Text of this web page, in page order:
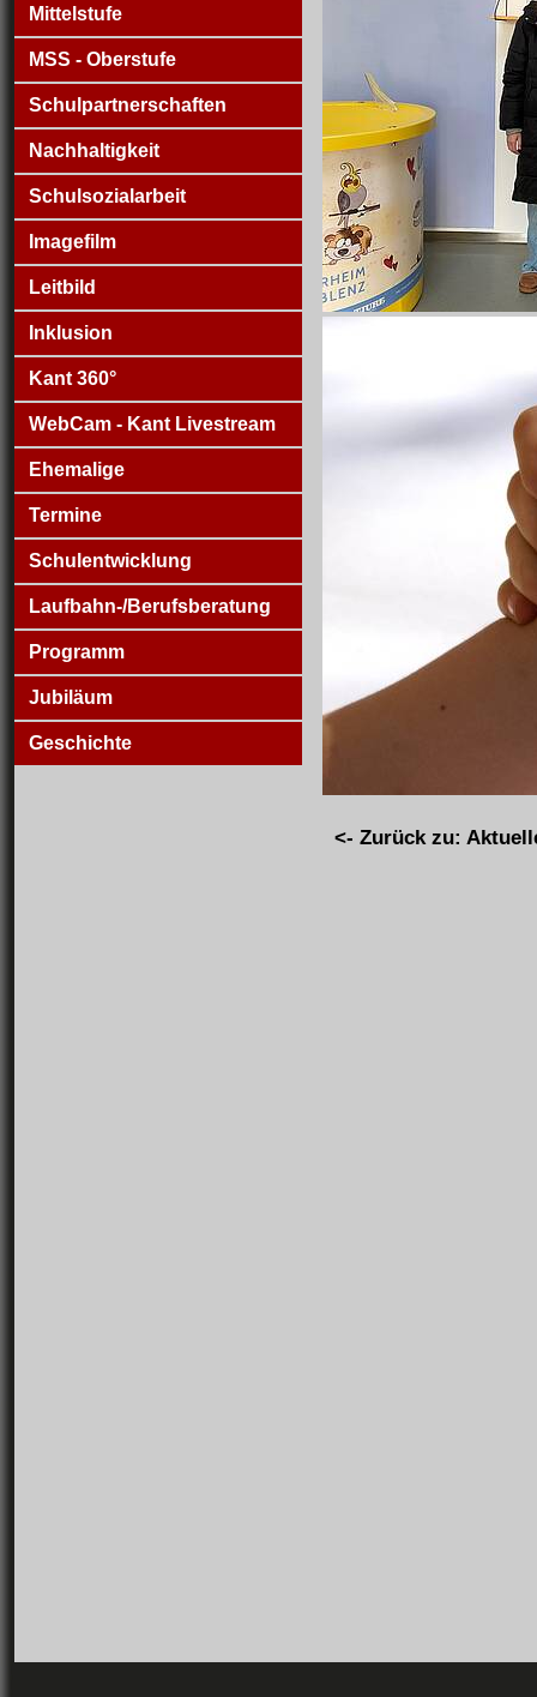
Mittelstufe
MSS - Oberstufe
Schulpartnerschaften
Nachhaltigkeit
Schulsozialarbeit
Imagefilm
Leitbild
Inklusion
Kant 360°
WebCam - Kant Livestream
Ehemalige
Termine
Schulentwicklung
Laufbahn-/Berufsberatung
Programm
Jubiläum
Geschichte
<- Zurück zu: